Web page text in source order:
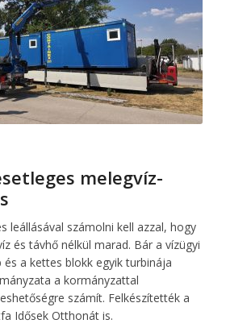
melegvíz-
leállásával számolni kell azzal, hogy
és távhő nélkül marad. Bár a vízügyi
a kettes blokk egyik turbinája
a kormányzattal
számít. Felkészítették a
Idősek Otthonát is.